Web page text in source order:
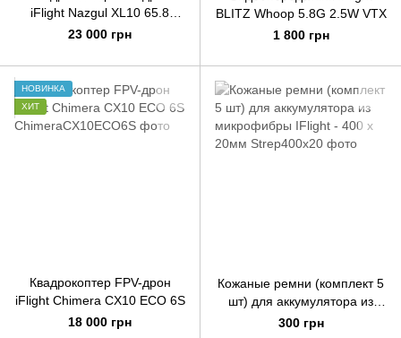
iFlight Nazgul XL10 65.8
GCros
23 000 грн
BLITZ Whoop 5.8G 2.5W VTX
1 800 грн
НОВИНКА
ХИТ
Квадрокоптер FPV-дрон
iFlight Chimera CX10 ECO 6S
18 000 грн
Кожаные ремни (комплект 5
шт) для аккумулятора из
микрофибры IFlight - 400 х
300 грн